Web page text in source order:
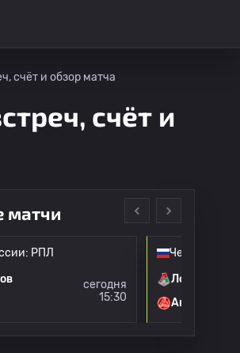
счёт и обзор матча
счёт и
матчи
РПЛ
сегодня
15:30
Чемпионат
Локомотив
Акрон